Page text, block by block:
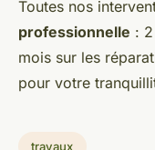
Toutes nos
professionnelle :
mois sur les
pour votre
travaux